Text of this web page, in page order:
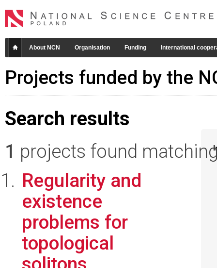
About NCN Organisation Funding International
Projects funded by the
Search results
1 projects found
Regularity and
existence
problems for
topological